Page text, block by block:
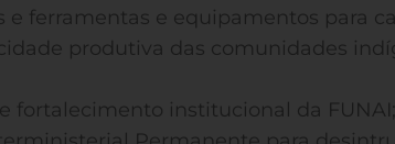
e ferramentas e equipamentos para
produtiva das comunidades
fortalecimento institucional da FUNAI;